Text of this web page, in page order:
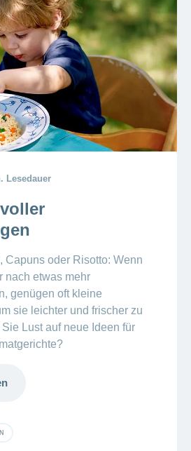
Lesedauer
Capuns oder Risotto: Wenn
nach etwas mehr
genügen oft kleine
sie leichter und frischer zu
Lust auf neue Ideen für